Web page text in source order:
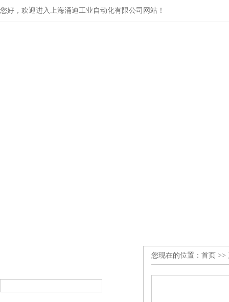
您好，欢迎进入上海涌迪工业自动化有限公司网站！
您现在的位置： 首页 >>